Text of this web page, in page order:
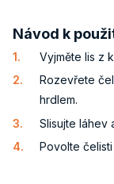
Návod k
Vyjměte lis z
Rozevřete
hrdlem.
Slisujte láhev
Povolte